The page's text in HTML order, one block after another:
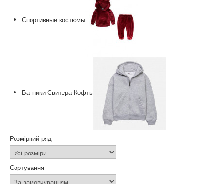
Спортивные костюмы
Батники Свитера Кофты
Розмірний ряд
Сортування